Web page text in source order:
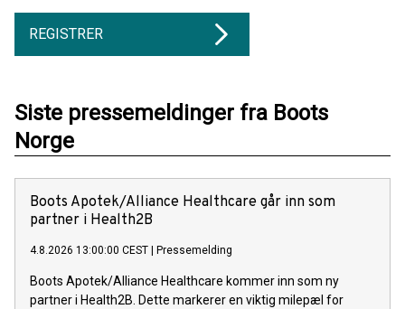
REGISTRER
Siste pressemeldinger fra Boots
Norge
Boots Apotek/Alliance Healthcare går inn som
partner i Health2B
4.8.2026 13:00:00 CEST | Pressemelding
Boots Apotek/Alliance Healthcare kommer inn som ny
partner i Health2B. Dette markerer en viktig milepæl for